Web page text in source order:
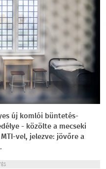
új komlói büntetés-
- közölte a mecseki
vel, jelezve: jövőre a